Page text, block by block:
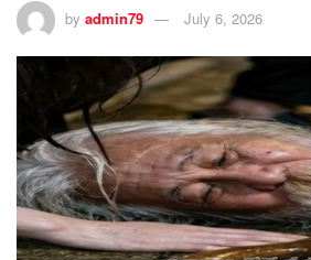
by admin79 July 6, 2026